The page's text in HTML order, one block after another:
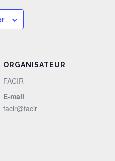
ORGANISATEUR
FACIR
E-mail
facir@facir